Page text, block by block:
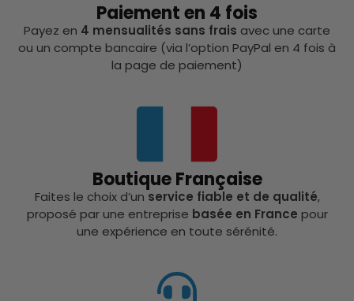
Paiement en 4 fois
Payez en 4 mensualités sans frais avec une carte
ou un compte bancaire (via l’option PayPal en 4 fois à
la page de paiement)
Boutique Française
Faites le choix d’un service fiable et de qualité,
proposé par une entreprise basée en France pour
une expérience en toute sérénité.